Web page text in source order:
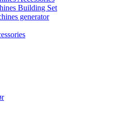
Building Set
generator